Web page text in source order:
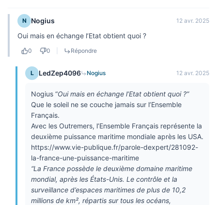
N Nogius 12 avr. 2025
Oui mais en échange l’Etat obtient quoi ?
0 0 Répondre
L LedZep4096 Nogius 12 avr. 2025
Nogius “Oui mais en échange l’Etat obtient quoi ?”
Que le soleil ne se couche jamais sur l’Ensemble
Français.
Avec les Outremers, l’Ensemble Français représente la
deuxième puissance maritime mondiale après les USA.
https://www.vie-publique.fr/parole-dexpert/281092-
la-france-une-puissance-maritime
“La France possède le deuxième domaine maritime
mondial, après les États-Unis. Le contrôle et la
surveillance d’espaces maritimes de plus de 10,2
millions de km², répartis sur tous les océans,